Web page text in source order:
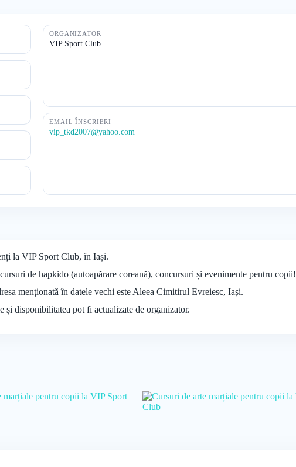
ORGANIZATOR
VIP Sport Club
EMAIL ÎNSCRIERI
vip_tkd2007@yahoo.com
la VIP Sport Club, în Iași.
de hapkido (autoapărare coreană), concursuri și evenimente pentru copii!
menționată în datele vechi este Aleea Cimitirul Evreiesc, Iași.
disponibilitatea pot fi actualizate de organizator.